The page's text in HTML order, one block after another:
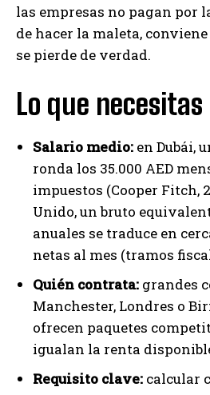
las empresas no pagan por
de hacer la maleta,
se pierde de verdad.
Lo que
Salario medio: en Dubái,
ronda los 35.000 AED
impuestos (Cooper Fitch,
Unido, un bruto
anuales se traduce en
netas al mes (tramos
Quién contrata: grandes
Manchester, Londres o
ofrecen paquetes
igualan la renta
Requisito clave: calcular